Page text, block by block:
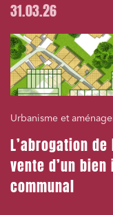
31.03.26
Urbanisme et
L’abrogation
vente d’un
communal